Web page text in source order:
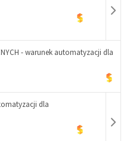
- warunek automatyzacji dla
dla